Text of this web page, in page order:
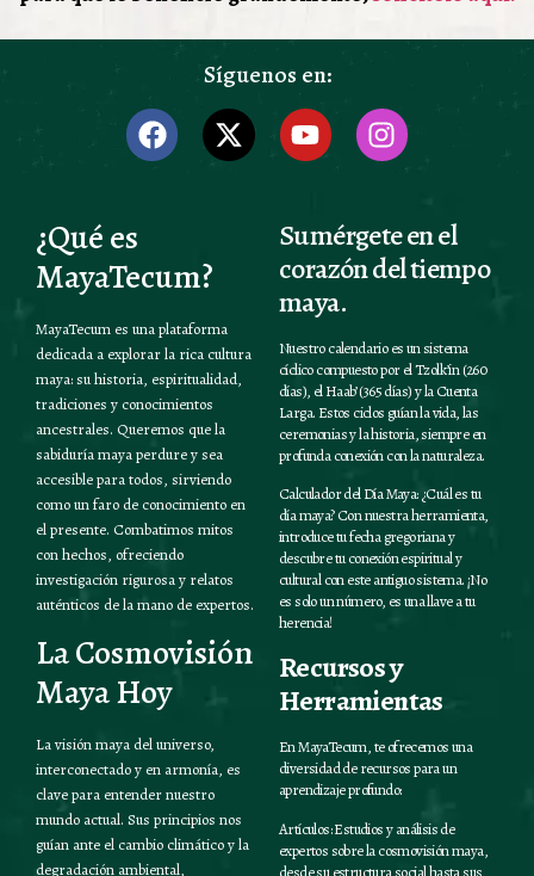
Síguenos en:
¿Qué es
MayaTecum?
MayaTecum es una plataforma
dedicada a explorar la rica cultura
maya: su historia, espiritualidad,
tradiciones y conocimientos
ancestrales. Queremos que la
sabiduría maya perdure y sea
accesible para todos, sirviendo
como un faro de conocimiento en
el presente. Combatimos mitos
con hechos, ofreciendo
investigación rigurosa y relatos
auténticos de la mano de expertos.
La Cosmovisión
Maya Hoy
La visión maya del universo,
interconectado y en armonía, es
clave para entender nuestro
mundo actual. Sus principios nos
guían ante el cambio climático y la
degradación ambiental,
Sumérgete en el
corazón del tiempo
maya.
Nuestro calendario es un sistema
cíclico compuesto por el Tzolk’in (260
días), el Haab’ (365 días) y la Cuenta
Larga. Estos ciclos guían la vida, las
ceremonias y la historia, siempre en
profunda conexión con la naturaleza.
Calculador del Día Maya: ¿Cuál es tu
día maya? Con nuestra herramienta,
introduce tu fecha gregoriana y
descubre tu conexión espiritual y
cultural con este antiguo sistema. ¡No
es solo un número, es una llave a tu
herencia!
Recursos y
Herramientas
En MayaTecum, te ofrecemos una
diversidad de recursos para un
aprendizaje profundo:
Artículos: Estudios y análisis de
expertos sobre la cosmovisión maya,
desde su estructura social hasta sus